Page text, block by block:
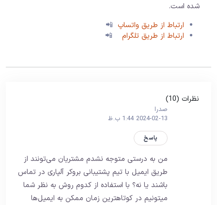
شده است.
ارتباط از طریق واتساپ 📲
ارتباط از طریق تلگرام 📲
نظرات (10)
صدرا
2024-02-13 1:44 ب.ظ
پاسخ
من به درستی متوجه نشدم مشتریان می‌تونند از
طریق ایمیل با تیم پشتیبانی بروکر آلپاری در تماس
باشند یا نه؟ با استفاده از کدوم روش به نظر شما
میتونیم در کوتاهترین زمان ممکن به ایمیل‌ها